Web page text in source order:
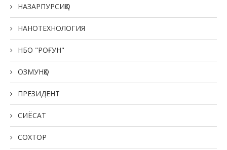
НАЗАРПУРСИҲО
НАНОТЕХНОЛОГИЯ
НБО "РОҒУН"
ОЗМУНҲО
ПРЕЗИДЕНТ
СИЁСАТ
СОХТОР